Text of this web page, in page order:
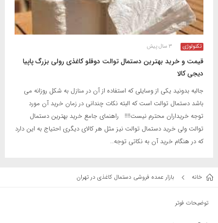
تکنولوژی ۳ سال پیش
قیمت و خرید بهترین دستمال توالت دوقلو کاغذی رولی بزرگ پاپیا
دیجی کالا
جالبه بدونید یکی از وسایلی که استفاده از آن در منازل به شکل روزانه می
باشد دستمال توالت است که البته نکات چندانی در زمان خرید آن مورد
توجه خریداران محترم نیست!!!! راهنمای جامع خرید بهترین دستمال
توالت ولی خرید دستمال توالت نیز مثل هر کالای دیگری احتیاج به این دارد
که در هنگام خرید آن به نکاتی توجه…
خانه بازار عمده فروشی دستمال کاغذی در تهران
توضیحات فوتر